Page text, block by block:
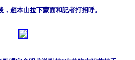
，趙本山拉下蒙面和記者打招呼。